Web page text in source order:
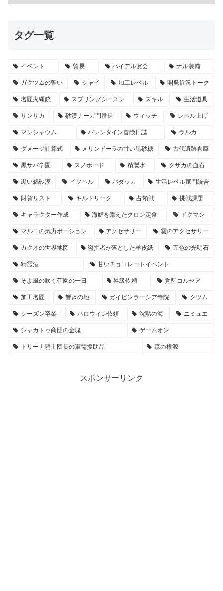
タグ一覧
イベント 貿易 ハイデル宴会 ナル装備
ガクツムの誓い シャイ 加工レベル 開発近況トーク
名匠火縄銃 スプリングシーズン スキル 生活道具
サンサカ 砂漠ナーガ門番長 ウィッチ レベル上げ
マンシャウム バレンタイン冒険日誌 ラルカ
ダメージ計算式 メリンドーラの甘い黒砂糖 古代遺跡倉庫
黒サバ学園 スノボード 精製水 クザカの血石
黒い鵜砂漠 イソベル バダッカ 生活レベル家門統合
財貨リスト ギルドリーグ 占領戦 挑戦課題
キャラクター作成 海鮮を添えたクロン定食 ドクマン
マルニの気力ポーション アクセサリー 雲のアクセサリー
カクオの世界地図 盗掘者が落とした羊皮紙 五色の光明石
精霊酒 甘いチョコレートイベント
そよ風の吹く荘園の一日 昇級依頼 覚醒コルセア
加工名匠 響きの地 ガイピンラーシア寺院 クツム
シーズン卒業 ハロウィン依頼 沈黙の海 ニミュエ
シャカトゥ商団の金塊 ゲームオン
トリーナ騎士団長の軍需援助品 森の根源
スポンサーリンク